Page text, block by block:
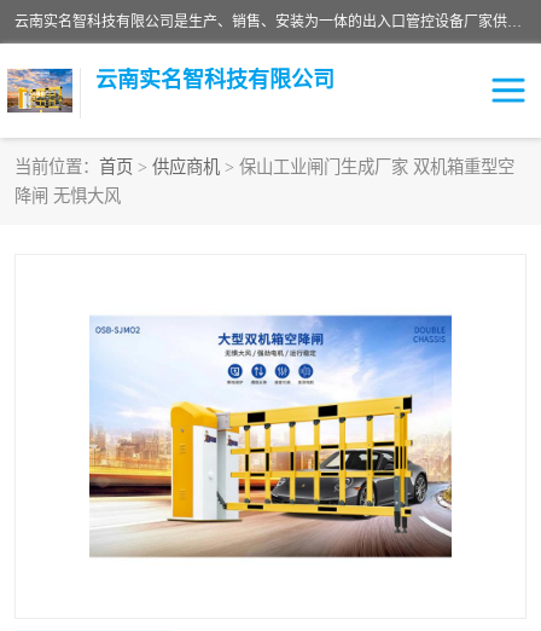
云南实名智科技有限公司是生产、销售、安装为一体的出入口管控设备厂家供应商。主营:电动伸缩门、道闸、广告道闸、重型空降闸、车牌识别、门禁通道、升降柱、岗亭、旗杆等智能设备。主营产品: 电动伸缩门,道闸门禁,车牌识别 生产、销售、安装为一体的出入口管控设备厂家源头供应商。
云南实名智科技有限公司
当前位置： 首页 > 供应商机 > 保山工业闸门生成厂家 双机箱重型空
降闸 无惧大风
车牌识别门系列
升降门系列 通道闸系列
伸缩门